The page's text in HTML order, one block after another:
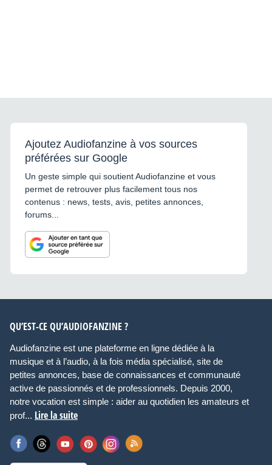
Ajoutez Audiofanzine à vos sources
préférées sur Google
Un geste simple qui soutient Audiofanzine et vous
permet de retrouver plus facilement tous nos
contenus : news, tests, avis, petites annonces,
forums...
QU’EST-CE QU’AUDIOFANZINE ?
Audiofanzine est une plateforme en ligne dédiée à la
musique et à l’audio, à la fois média spécialisé, site de
petites annonces, base de connaissances et communauté
active de passionnés et de professionnels. Depuis 2000,
notre vocation est simple : aider au quotidien les amateurs et
prof... Lire la suite